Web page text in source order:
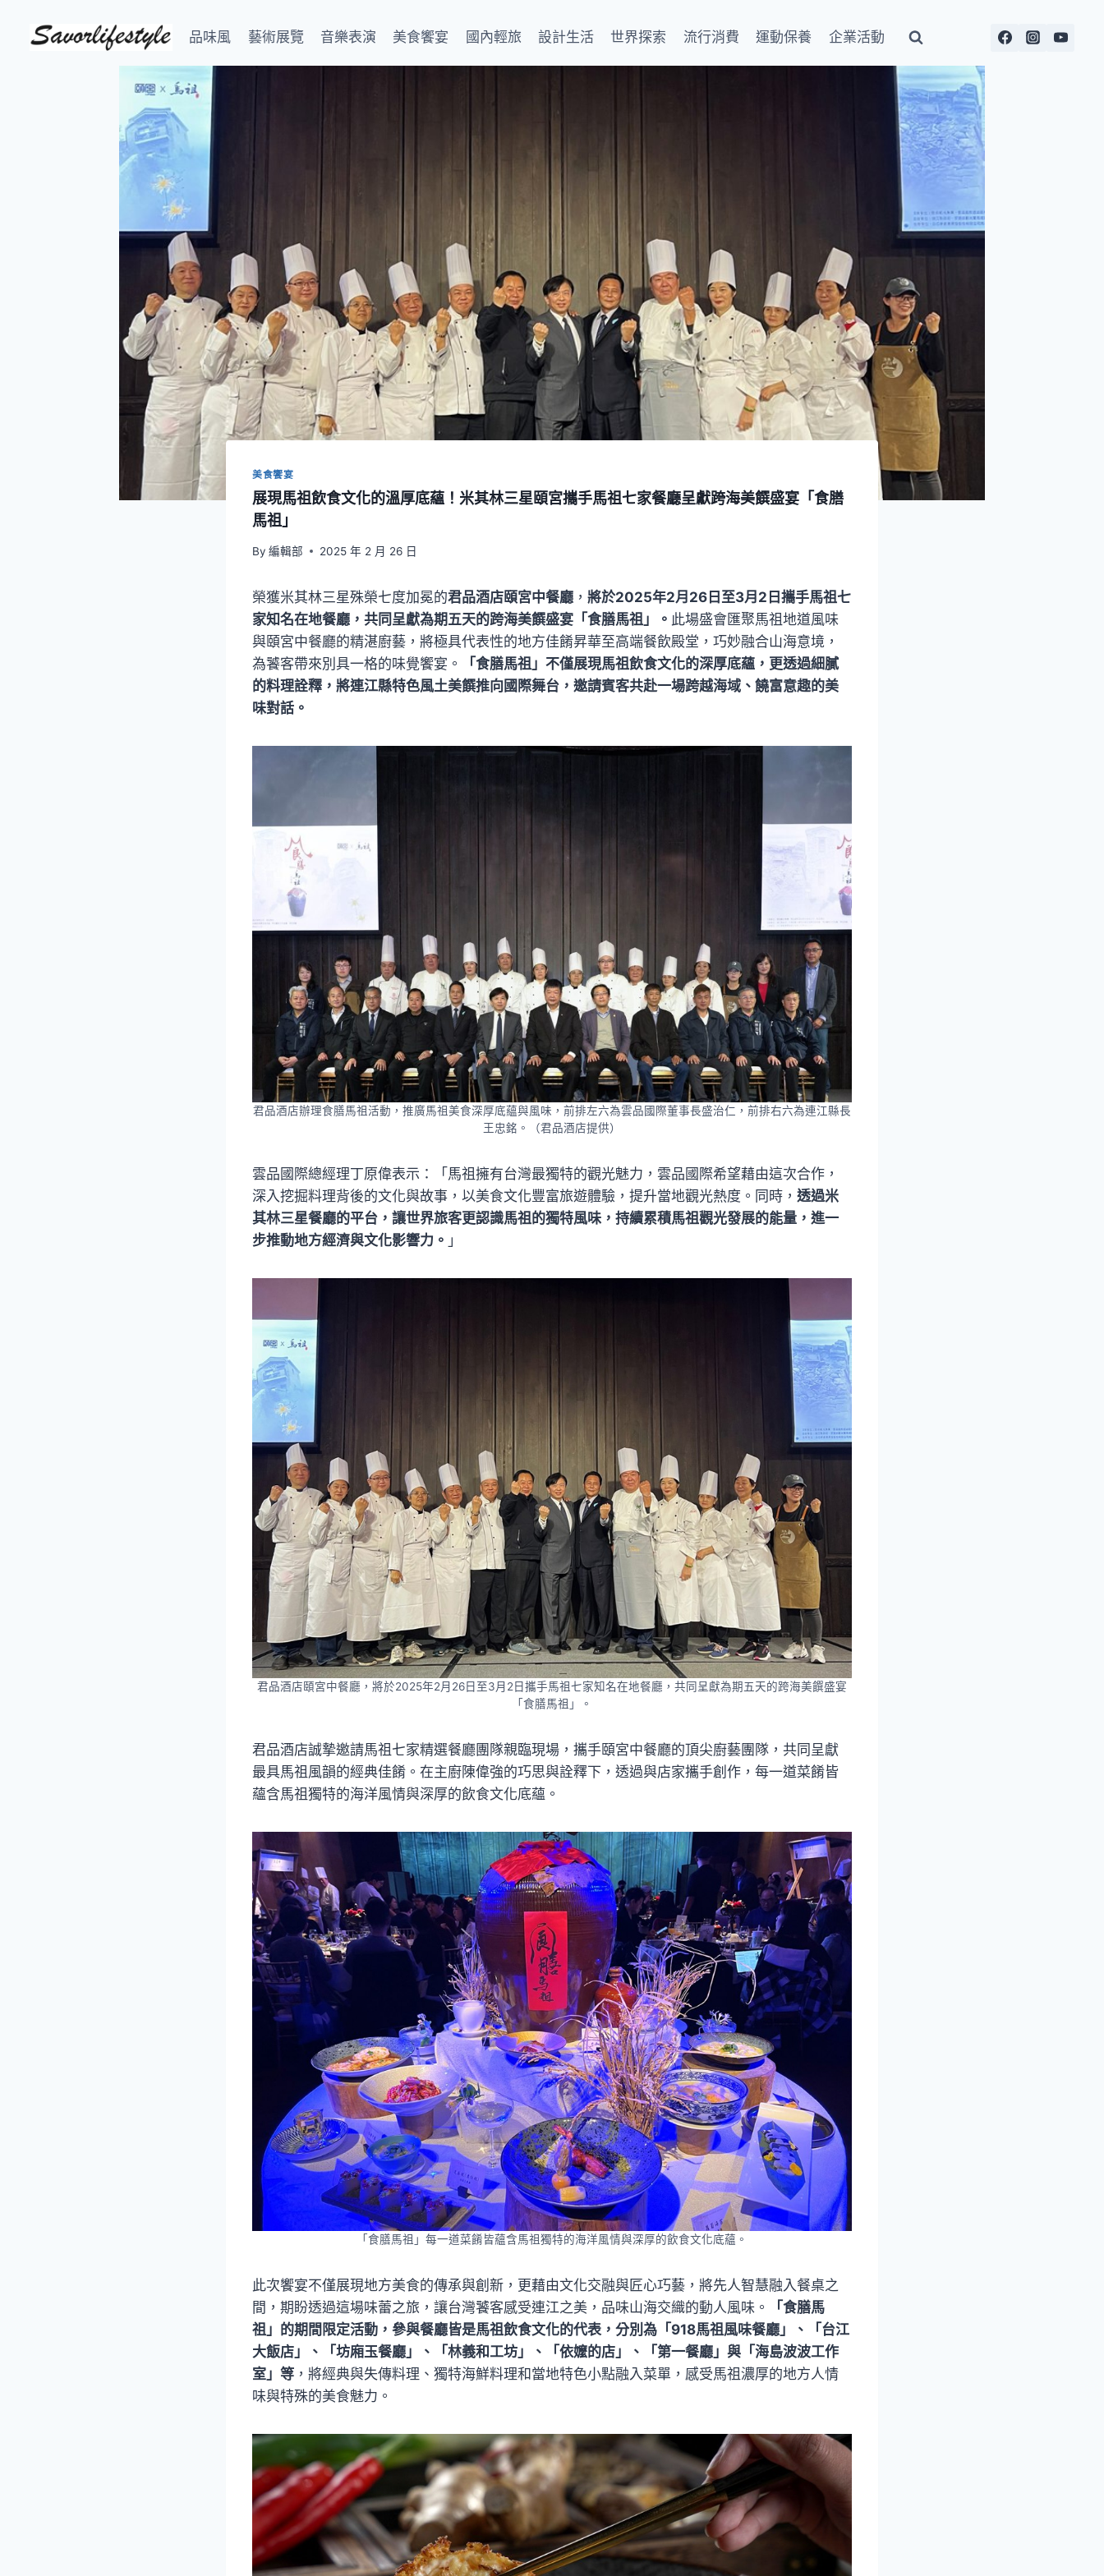
品味風 藝術展覽 音樂表演 美食饗宴 國內輕旅 設計生活 世界探索 流行消費 運動保養 企業活動
美食饗宴
展現馬祖飲食文化的溫厚底蘊！米其林三星頤宮攜手馬祖七家餐廳呈獻跨海美饌盛宴「食膳
馬祖」
By 編輯部 2025 年 2 月 26 日
榮獲米其林三星殊榮七度加冕的君品酒店頤宮中餐廳 ， 將於2025年2月26日至3月2日攜手馬祖七
家知名在地餐廳，共同呈獻為期五天的跨海美饌盛宴「食膳馬祖」。 此場盛會匯聚馬祖地道風味
與頤宮中餐廳的精湛廚藝，將極具代表性的地方佳餚昇華至高端餐飲殿堂，巧妙融合山海意境，
為饕客帶來別具一格的味覺饗宴。
「食膳馬祖」不僅展現馬祖飲食文化的深厚底蘊，更透過細膩
的料理詮釋，將連江縣特色風土美饌推向國際舞台，邀請賓客共赴一場跨越海域、饒富意趣的美
味對話。
君品酒店辦理食膳馬祖活動，推廣馬祖美食深厚底蘊與風味，前排左六為雲品國際董事長盛治仁，前排右六為連江縣長
王忠銘。（君品酒店提供）
雲品國際總經理丁原偉表示：「馬祖擁有台灣最獨特的觀光魅力，雲品國際希望藉由這次合作，
深入挖掘料理背後的文化與故事，以美食文化豐富旅遊體驗，提升當地觀光熱度。同時， 透過米
其林三星餐廳的平台，讓世界旅客更認識馬祖的獨特風味，持續累積馬祖觀光發展的能量，進一
步推動地方經濟與文化影響力。 」
君品酒店頤宮中餐廳，將於2025年2月26日至3月2日攜手馬祖七家知名在地餐廳，共同呈獻為期五天的跨海美饌盛宴
「食膳馬祖」。
君品酒店誠摯邀請馬祖七家精選餐廳團隊親臨現場，攜手頤宮中餐廳的頂尖廚藝團隊，共同呈獻
最具馬祖風韻的經典佳餚。在主廚陳偉強的巧思與詮釋下，透過與店家攜手創作，每一道菜餚皆
蘊含馬祖獨特的海洋風情與深厚的飲食文化底蘊。
「食膳馬祖」每一道菜餚皆蘊含馬祖獨特的海洋風情與深厚的飲食文化底蘊。
此次饗宴不僅展現地方美食的傳承與創新，更藉由文化交融與匠心巧藝，將先人智慧融入餐桌之
間，期盼透過這場味蕾之旅，讓台灣饕客感受連江之美，品味山海交織的動人風味。
「食膳馬
祖」的期間限定活動，參與餐廳皆是馬祖飲食文化的代表，分別為「918馬祖風味餐廳」、「台江
大飯店」、「坊廂玉餐廳」、「林義和工坊」、「依嬤的店」、「第一餐廳」與「海島波波工作
室」等 ，將經典與失傳料理、獨特海鮮料理和當地特色小點融入菜單，感受馬祖濃厚的地方人情
味與特殊的美食魅力。